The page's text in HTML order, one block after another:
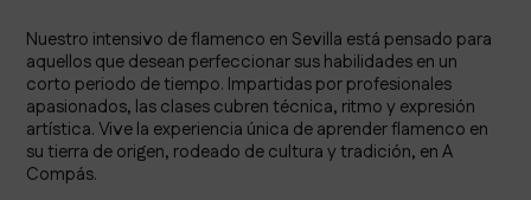
Nuestro intensivo de flamenco en Sevilla está pensado para
aquellos que desean perfeccionar sus habilidades en un
corto periodo de tiempo. Impartidas por profesionales
apasionados, las clases cubren técnica, ritmo y expresión
artística. Vive la experiencia única de aprender flamenco en
su tierra de origen, rodeado de cultura y tradición, en A
Compás.